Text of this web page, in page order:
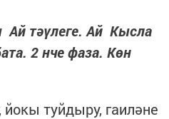
Ай тәүлеге. Ай Кысла
2 нче фаза. Көн
йокы туйдыру, гаиләне